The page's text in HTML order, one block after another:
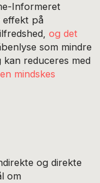
Informeret
effekt på
og det
som mindre
reduceres med
mindskes
og direkte
om